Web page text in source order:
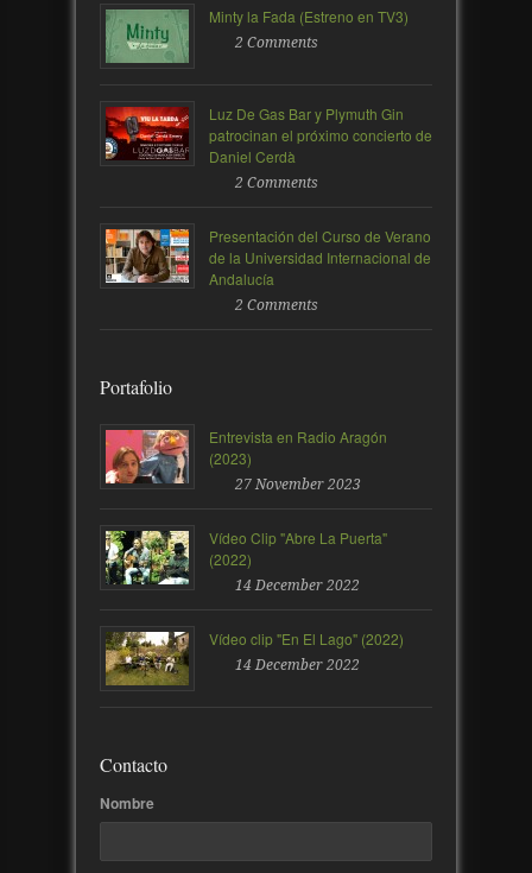
Minty la Fada (Estreno en TV3)
2 Comments
Luz De Gas Bar y Plymuth Gin
patrocinan el próximo concierto de
Daniel Cerdà
2 Comments
Presentación del Curso de Verano
de la Universidad Internacional de
Andalucía
2 Comments
Portafolio
Entrevista en Radio Aragón
(2023)
27 November 2023
Vídeo Clip "Abre La Puerta"
(2022)
14 December 2022
Vídeo clip "En El Lago" (2022)
14 December 2022
Contacto
Nombre